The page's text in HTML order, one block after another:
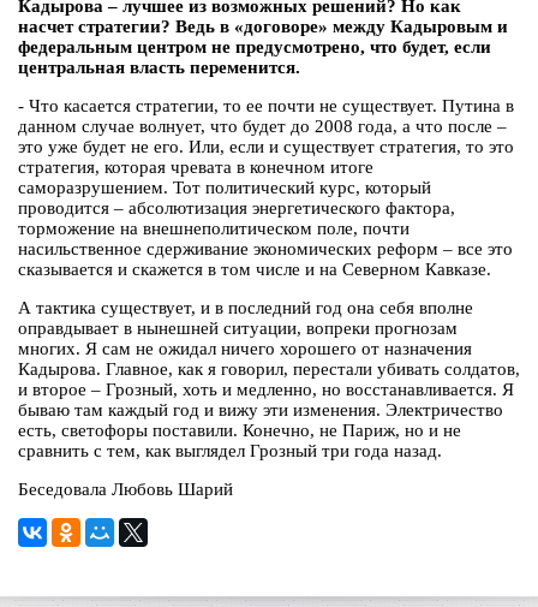
Кадырова – лучшее из возможных решений? Но как
насчет стратегии? Ведь в «договоре» между Кадыровым и
федеральным центром не предусмотрено, что будет, если
центральная власть переменится.
- Что касается стратегии, то ее почти не существует. Путина в
данном случае волнует, что будет до 2008 года, а что после –
это уже будет не его. Или, если и существует стратегия, то это
стратегия, которая чревата в конечном итоге
саморазрушением. Тот политический курс, который
проводится – абсолютизация энергетического фактора,
торможение на внешнеполитическом поле, почти
насильственное сдерживание экономических реформ – все это
сказывается и скажется в том числе и на Северном Кавказе.
А тактика существует, и в последний год она себя вполне
оправдывает в нынешней ситуации, вопреки прогнозам
многих. Я сам не ожидал ничего хорошего от назначения
Кадырова. Главное, как я говорил, перестали убивать солдатов,
и второе – Грозный, хоть и медленно, но восстанавливается. Я
бываю там каждый год и вижу эти изменения. Электричество
есть, светофоры поставили. Конечно, не Париж, но и не
сравнить с тем, как выглядел Грозный три года назад.
Беседовала Любовь Шарий